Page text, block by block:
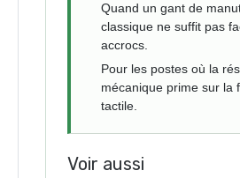
Quand un gant de
classique ne suffit pas
accrocs.
Pour les postes où la
mécanique prime sur la
tactile.
Voir aussi